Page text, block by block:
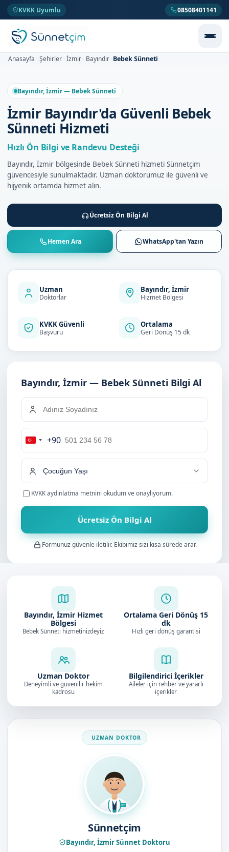
KVKK Uyumlu 08508401141
Anasayfa Şehirler İzmir Bayındır Bebek Sünneti
Bayındır, İzmir — Bebek Sünneti
İzmir Bayındır'da Güvenli Bebek
Sünneti Hizmeti
Hızlı Ön Bilgi ve Randevu Desteği
Bayındır, İzmir bölgesinde Bebek Sünneti hizmeti Sünnetçim
güvencesiyle sunulmaktadır. Uzman doktorumuz ile güvenli ve
hijyenik ortamda hizmet alın.
Ücretsiz Ön Bilgi Al
Hemen Ara WhatsApp'tan Yazın
Uzman
Doktorlar
Bayındır, İzmir
Hizmet Bölgesi
KVKK Güvenli
Başvuru
Ortalama
Geri Dönüş 15 dk
Bayındır, İzmir — Bebek Sünneti Bilgi Al
Turkey
+90
+90
KVKK aydınlatma metnini okudum ve onaylıyorum.
Ücretsiz Ön Bilgi Al
Formunuz güvenle iletilir. Ekibimiz sizi kısa sürede arar.
Bayındır, İzmir Hizmet
Bölgesi
Bebek Sünneti hizmetinizdeyiz
Ortalama Geri Dönüş 15
dk
Hızlı geri dönüş garantisi
Uzman Doktor
Deneyimli ve güvenilir hekim
kadrosu
Bilgilendirici İçerikler
Aileler için rehber ve yararlı
içerikler
Doktorumuz
Sünnetçim
Bayındır, İzmir Sünnet Doktoru